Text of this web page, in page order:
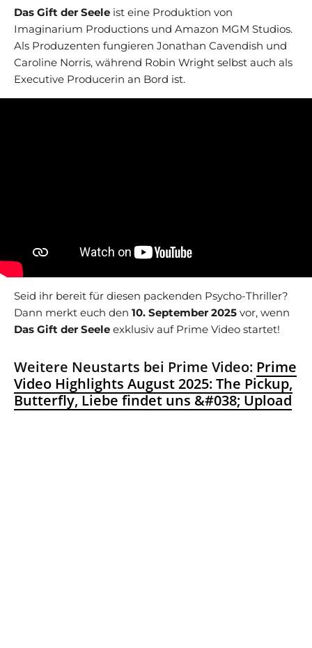
Das Gift der Seele ist eine Produktion von
Imaginarium Productions und Amazon MGM Studios.
Als Produzenten fungieren Jonathan Cavendish und
Caroline Norris, während Robin Wright selbst auch als
Executive Producerin an Bord ist.
Seid ihr bereit für diesen packenden Psycho-Thriller?
Dann merkt euch den 10. September 2025 vor, wenn
Das Gift der Seele exklusiv auf Prime Video startet!
Weitere Neustarts bei Prime Video: Prime
Video Highlights August 2025: The Pickup,
Butterfly, Liebe findet uns &#038; Upload